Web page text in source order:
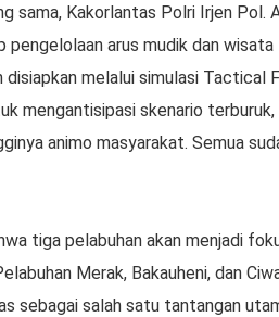
sama, Kakorlantas Polri Irjen Pol.
arus mudik dan wisata
melalui simulasi Tactical
mengantisipasi skenario
animo masyarakat. Semua
tiga pelabuhan akan menjadi
Merak, Bakauheni, dan
sebagai salah satu tantangan